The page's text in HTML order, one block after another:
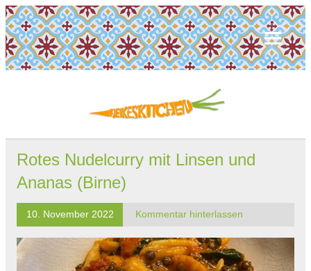
Rotes Nudelcurry mit Linsen und
Ananas (Birne)
10. November 2022 Kommentar hinterlassen